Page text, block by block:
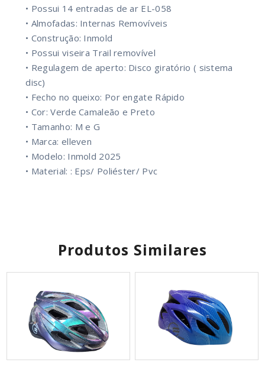
• Possui 14 entradas de ar EL-058
• Almofadas: Internas Removíveis
• Construção: Inmold
• Possui viseira Trail removível
• Regulagem de aperto: Disco giratório ( sistema
disc)
• Fecho no queixo: Por engate Rápido
• Cor: Verde Camaleão e Preto
• Tamanho: M e G
• Marca: elleven
• Modelo: Inmold 2025
• Material: : Eps/ Poliéster/ Pvc
Produtos Similares